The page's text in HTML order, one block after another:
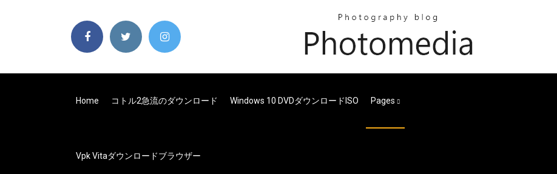
Home コトル2急流のダウンロード Windows 10 DVDダウンロードISO Pages
Vpk Vitaダウンロードブラウザー